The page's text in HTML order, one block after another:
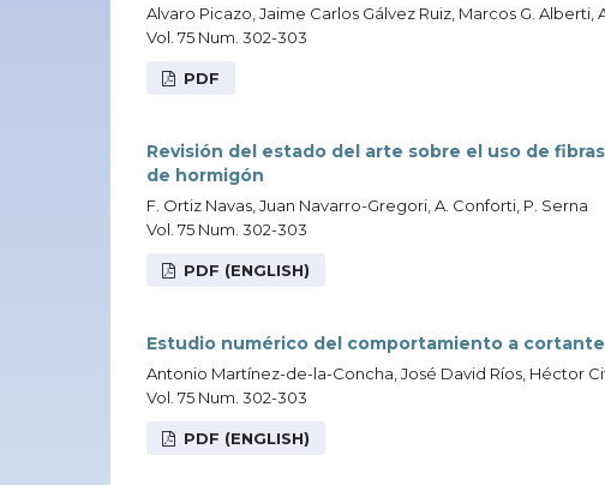
Alvaro Picazo, Jaime Carlos Gálvez Ruiz, Marcos G.
Vol. 75 Num. 302-303
PDF
Revisión del estado del arte sobre el uso de
de hormigón
F. Ortiz Navas, Juan Navarro-Gregori, A. Conforti, P. Serna
Vol. 75 Num. 302-303
PDF (ENGLISH)
Estudio numérico del comportamiento a
Antonio Martínez-de-la-Concha, José David Ríos, Héctor
Vol. 75 Num. 302-303
PDF (ENGLISH)